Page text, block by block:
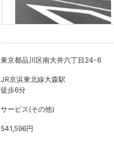
東京都品川区南大井六丁目24-6
JR京浜東北線大森駅
徒歩6分
サービス(その他)
541,596円